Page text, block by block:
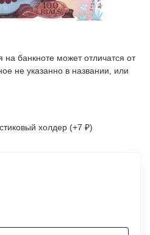
банкноте может отличатся от
не указанно в названии, или
холдер (+7 ₽)